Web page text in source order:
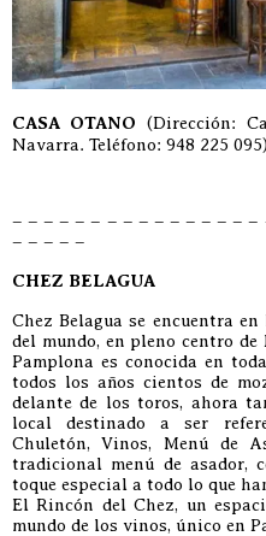
CASA OTANO (Dirección:
Navarra. Teléfono: 948 225 095)
– – – – – – – – – – – – – – –
– – – – –
CHEZ BELAGUA
Chez Belagua se encuentra
del mundo, en pleno centro
Pamplona es conocida en
todos los años cientos de
delante de los toros, ahora
local destinado a ser
Chuletón, Vinos, Menú de
tradicional menú de asador,
toque especial a todo lo que
El Rincón del Chez, un
mundo de los vinos, único en